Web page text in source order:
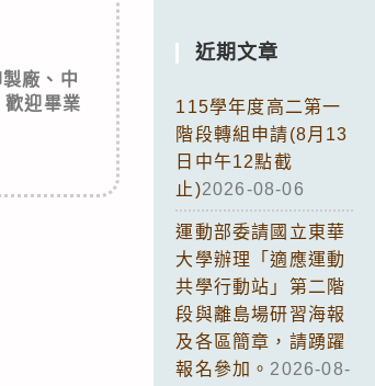
廠、中
迎畢業
近期文章
115學年度高二第一
階段轉組申請(8月13
日中午12點截
止)2026-08-06
運動部委請國立東華
大學辦理「適應運動
共學行動站」第二階
段與離島場研習海報
及各區簡章，請踴躍
報名參加。 2026-08-